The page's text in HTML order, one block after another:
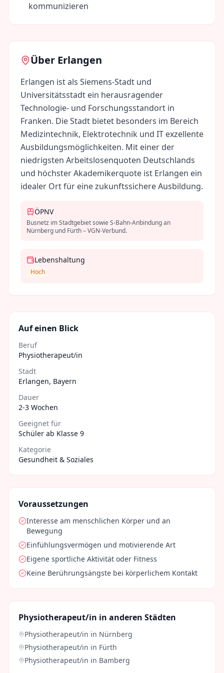
kommunizieren
Über Erlangen
Erlangen ist als Siemens-Stadt und
Universitätsstadt ein herausragender
Technologie- und Forschungsstandort in
Franken. Die Stadt bietet besonders im Bereich
Medizintechnik, Elektrotechnik und IT exzellente
Ausbildungsmöglichkeiten. Mit einer der
niedrigsten Arbeitslosenquoten Deutschlands
und höchster Akademikerquote ist Erlangen ein
idealer Ort für eine zukunftssichere Ausbildung.
ÖPNV
Busnetz im Stadtgebiet sowie S-Bahn-Anbindung an
Nürnberg und Fürth – VGN-Verbund.
Lebenshaltung
Hoch
Auf einen Blick
Beruf
Physiotherapeut/in
Stadt
Erlangen, Bayern
Dauer
2-3 Wochen
Geeignet für
Schüler ab Klasse 9
Kategorie
Gesundheit & Soziales
Voraussetzungen
Interesse am menschlichen Körper und an
Bewegung
Einfühlungsvermögen und motivierende Art
Eigene sportliche Aktivität oder Fitness
Keine Berührungsängste bei körperlichem Kontakt
Physiotherapeut/in in anderen Städten
Physiotherapeut/in in Nürnberg
Physiotherapeut/in in Fürth
Physiotherapeut/in in Bamberg